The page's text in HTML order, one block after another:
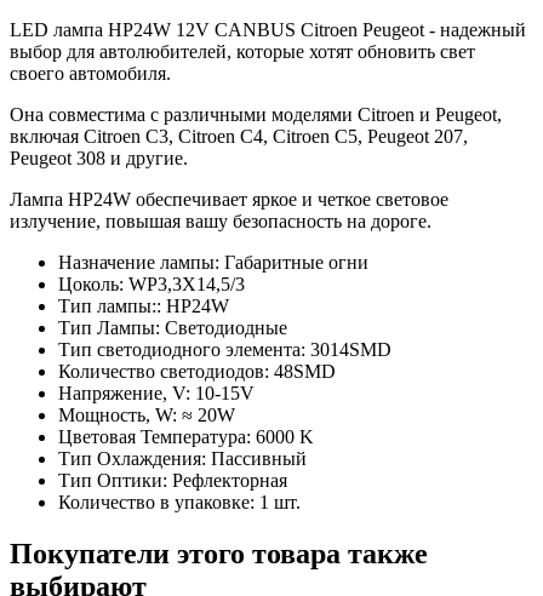
LED лампа HP24W 12V CANBUS Citroen Peugeot - надежный
выбор для автолюбителей, которые хотят обновить свет
своего автомобиля.
Она совместима с различными моделями Citroen и Peugeot,
включая Citroen C3, Citroen C4, Citroen C5, Peugeot 207,
Peugeot 308 и другие.
Лампа HP24W обеспечивает яркое и четкое световое
излучение, повышая вашу безопасность на дороге.
Назначение лампы: Габаритные огни
Цоколь: WP3,3X14,5/3
Тип лампы:: HP24W
Тип Лампы: Светодиодные
Тип светодиодного элемента: 3014SMD
Количество светодиодов: 48SMD
Напряжение, V: 10-15V
Мощность, W: ≈ 20W
Цветовая Температура: 6000 K
Тип Охлаждения: Пассивный
Тип Оптики: Рефлекторная
Количество в упаковке: 1 шт.
Покупатели этого товара также
выбирают